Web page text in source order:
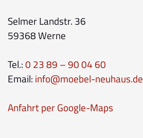
Selmer Landstr. 36
59368 Werne
Tel.:0 23 89 – 90 04 60
Email: info@moebel-neuhaus.de
Anfahrt per Google-Maps